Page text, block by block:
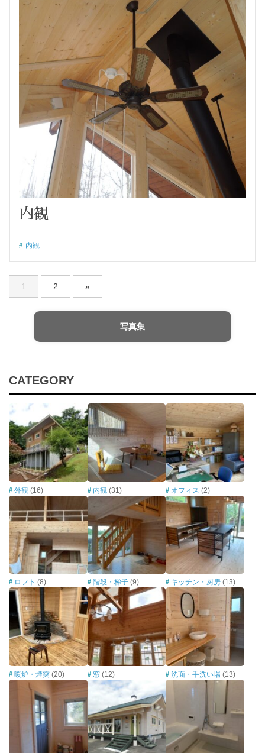
内観
内観
1 2 »
写真集
CATEGORY
外観 (16) 内観 (31) オフィス (2)
ロフト (8) 階段・梯子 (9) キッチン・厨房 (13)
暖炉・煙突 (20) 窓 (12) 洗面・手洗い場 (13)